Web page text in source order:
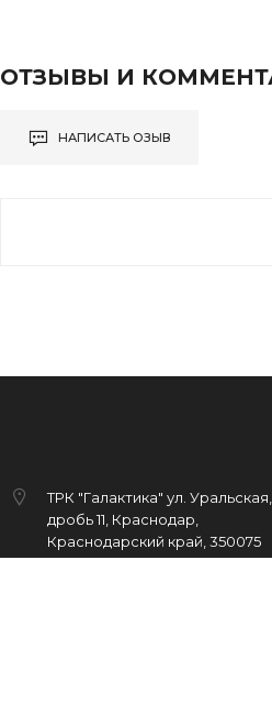
ОТЗЫВЫ И
НАПИСАТЬ ОЗЫВ
ТРК "Галактика" ул.
дробь 11, Краснодар,
Краснодарский край, 350075